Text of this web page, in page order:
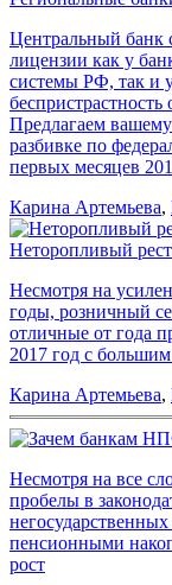
Центральный банк
лицензии как у
системы РФ, так и
Предлагаем
разбивке по
первых месяцев
Карина Артемьева,
Неторопливый
Несмотря на
годы, розничный
отличные от года
2017 год с
Карина Артемьева,
Несмотря на все
пробелы в
пенсионными
рост